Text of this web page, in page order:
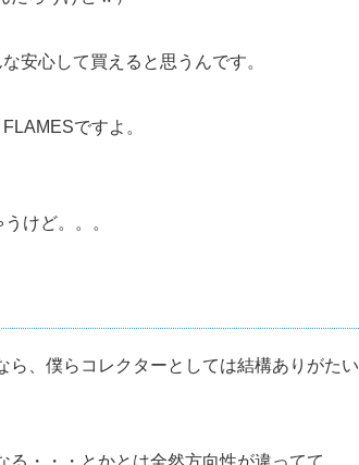
安心して買えると思うんです。
ですよ。
けど。。。
、僕らコレクターとしては結構ありがたい